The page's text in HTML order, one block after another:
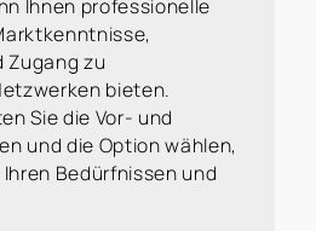
Ihnen professionelle
Zugang zu
bieten.
Sie die Vor- und
und die Option wählen,
Bedürfnissen und
zur Kenntnis
Schutz Ihrer Daten
die Sie über
senden, werden
behandelt. Wir
Ihre persönlichen
Dritte weitergegeben,